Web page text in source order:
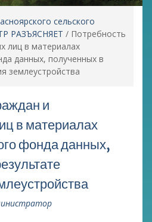
сельского
РАЗЪЯСНЯЕТ / Потребность
лиц в материалах
данных, полученных в
землеустройства
и
в материалах
фонда данных,